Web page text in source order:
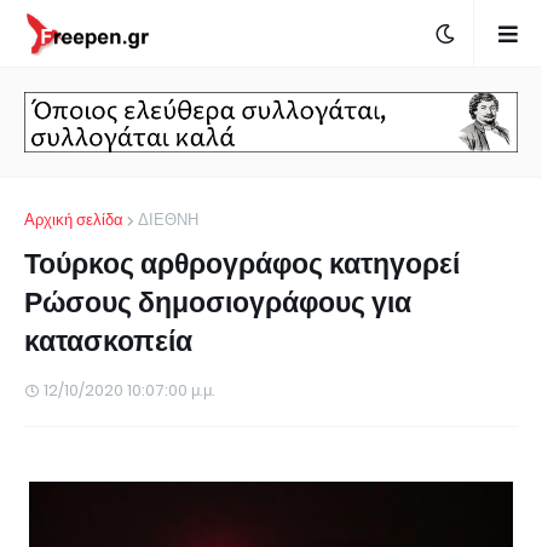
Αρχική σελίδα ΔΙΕΘΝΗ
Τούρκος αρθρογράφος κατηγορεί
Ρώσους δημοσιογράφους για
κατασκοπεία
12/10/2020 10:07:00 μ.μ.